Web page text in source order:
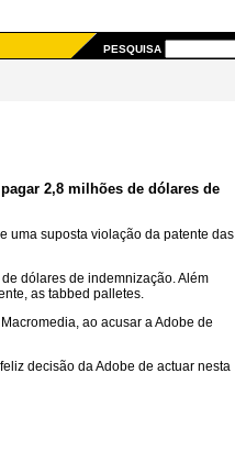
PESQUISA
2,8 milhões de dólares de
uma suposta violação da patente das
dólares de indemnização. Além
as tabbed palletes.
ao acusar a Adobe de
decisão da Adobe de actuar nesta